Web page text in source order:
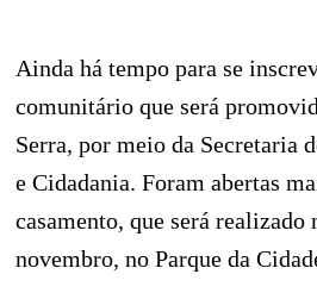
Ainda há tempo para se
comunitário que será
Serra, por meio da Secretaria
e Cidadania. Foram abertas
casamento, que será realizado
novembro, no Parque da